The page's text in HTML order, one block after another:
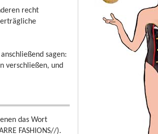
recht
sagen:
verschließen, und
das Wort
FASHIONS//).